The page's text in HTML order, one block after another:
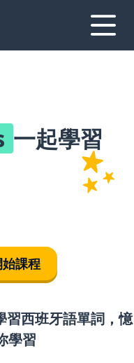
一起學習
課程
習西班牙語單詞，憶
學習